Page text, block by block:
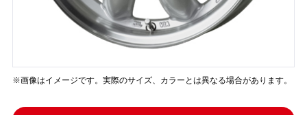
※画像はイメージです。実際のサイズ、カラーとは異なる場合があります。